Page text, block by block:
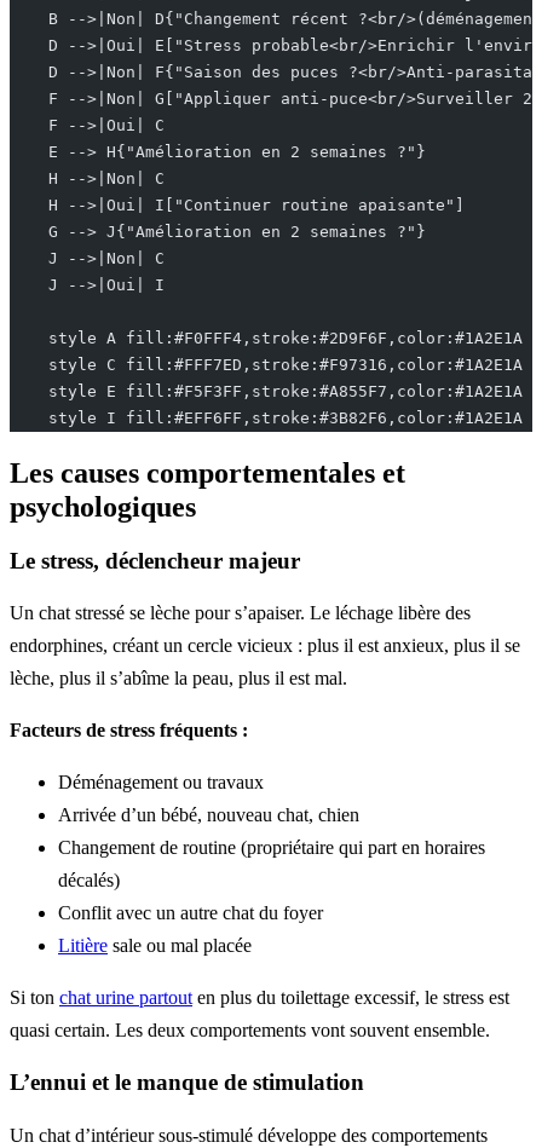
B -->|Non| D{"Changement récent ?<br/
D -->|Oui| E["Stress probable<br/>Enrichir
D -->|Non| F{"Saison des puces ?<br/>Anti-
F -->|Non| G["Appliquer anti-puce<br/>Surveiller 2
    F -->|Oui| C
    E --> H{"Amélioration en 2 semaines ?"}
    H -->|Non| C
    H -->|Oui| I["Continuer routine apaisante"]
    G --> J{"Amélioration en 2 semaines ?"}
    J -->|Non| C
    J -->|Oui| I
    style A fill:#F0FFF4,stroke:#2D9F6F,color:#1A2E1A
    style C fill:#FFF7ED,stroke:#F97316,color:#1A2E1A
    style E fill:#F5F3FF,stroke:#A855F7,color:#1A2E1A
    style I fill:#EFF6FF,stroke:#3B82F6,color:#1A2E1A
Les causes comportementales et
psychologiques
Le stress, déclencheur majeur
Un chat stressé se lèche pour s’apaiser. Le léchage libère des
endorphines, créant un cercle vicieux : plus il est anxieux, plus il se
lèche, plus il s’abîme la peau, plus il est mal.
Facteurs de stress fréquents :
Déménagement ou travaux
Arrivée d’un bébé, nouveau chat, chien
Changement de routine (propriétaire qui part en horaires
décalés)
Conflit avec un autre chat du foyer
Litière sale ou mal placée
Si ton chat urine partouten plus du toilettage excessif, le stress est
quasi certain. Les deux comportements vont souvent ensemble.
L’ennui et le manque de stimulation
Un chat d’intérieur sous-stimulé développe des comportements